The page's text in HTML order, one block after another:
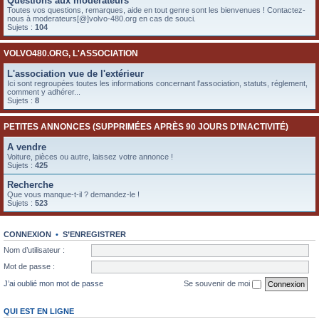
Toutes vos questions, remarques, aide en tout genre sont les bienvenues ! Contactez-
nous à moderateurs[@]volvo-480.org en cas de souci.
Sujets : 104
VOLVO480.ORG, L'ASSOCIATION
L'association vue de l'extérieur
Ici sont regroupées toutes les informations concernant l'association, statuts, réglement,
comment y adhérer...
Sujets : 8
PETITES ANNONCES (SUPPRIMÉES APRÈS 90 JOURS D'INACTIVITÉ)
A vendre
Voiture, pièces ou autre, laissez votre annonce !
Sujets : 425
Recherche
Que vous manque-t-il ? demandez-le !
Sujets : 523
CONNEXION • S’ENREGISTRER
Nom d’utilisateur :
Mot de passe :
J’ai oublié mon mot de passe
Se souvenir de moi
QUI EST EN LIGNE